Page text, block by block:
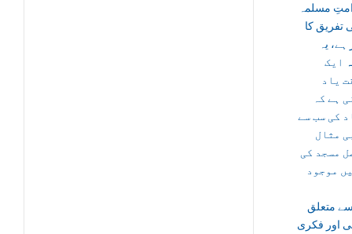
مسلمہ
تفریق کا
یہ
ایک
یاد
ہے کہ
کی سب سے
مثال
مسجد کی
موجود
سے متعلق
اور فکری